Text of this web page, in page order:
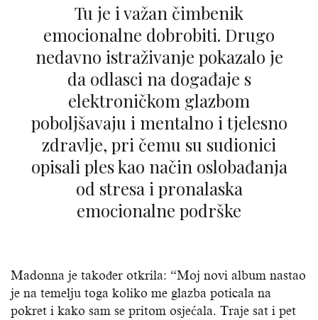
Tu je i važan čimbenik
emocionalne dobrobiti. Drugo
nedavno istraživanje pokazalo je
da odlasci na događaje s
elektroničkom glazbom
poboljšavaju i mentalno i tjelesno
zdravlje, pri čemu su sudionici
opisali ples kao način oslobađanja
od stresa i pronalaska
emocionalne podrške
Madonna je također otkrila: “Moj novi album nastao
je na temelju toga koliko me glazba poticala na
pokret i kako sam se pritom osjećala. Traje sat i pet